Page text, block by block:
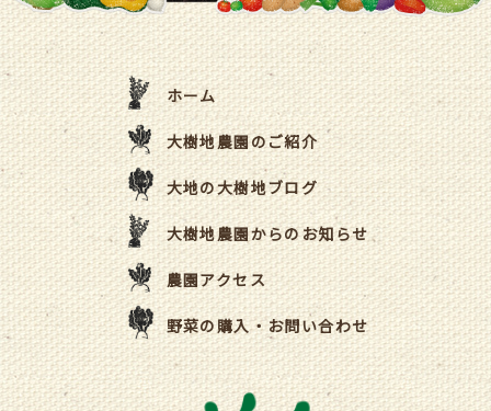
ホーム
大樹地農園のご紹介
大地の大樹地ブログ
大樹地農園からのお知らせ
農園アクセス
野菜の購入・お問い合わせ